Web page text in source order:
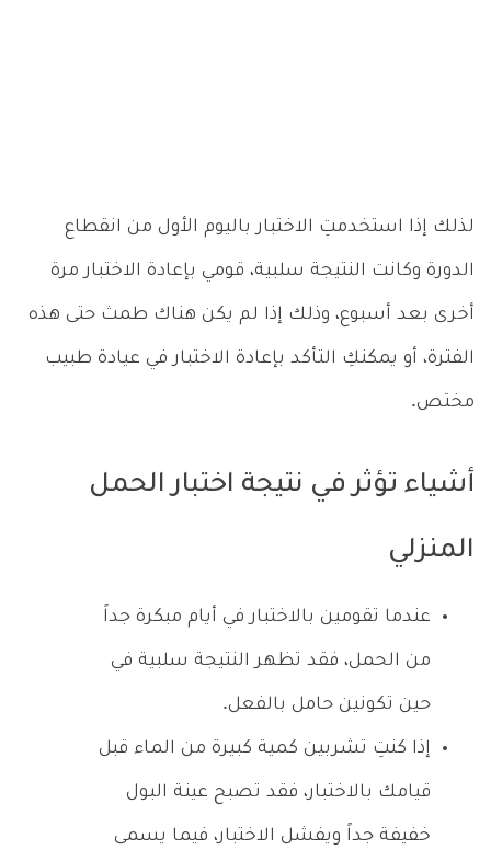
لذلك إذا استخدمتِ الاختبار باليوم الأول من انقطاع
الدورة وكانت النتيجة سلبية، قومي بإعادة الاختبار مرة
أخرى بعد أسبوع، وذلك إذا لم يكن هناك طمث حتى هذه
الفترة، أو يمكنكِ التأكد بإعادة الاختبار في عيادة طبيب
مختص.
أشياء تؤثر في نتيجة اختبار الحمل
المنزلي
عندما تقومين بالاختبار في أيام مبكرة جداً
من الحمل، فقد تظهر النتيجة سلبية في
حين تكونين حامل بالفعل.
إذا كنتِ تشربين كمية كبيرة من الماء قبل
قيامك بالاختبار، فقد تصبح عينة البول
خفيفة جداً ويفشل الاختبار، فيما يسمى